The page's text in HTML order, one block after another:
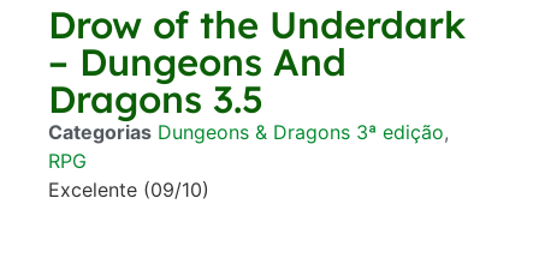
Drow of the Underdark
– Dungeons And
Dragons 3.5
Categorias Dungeons & Dragons 3ª edição,
RPG
Excelente (09/10)